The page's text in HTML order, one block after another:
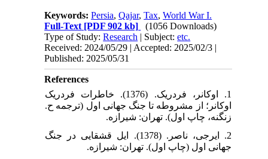
Keywords:Persia,Qajar,Tax,World War I.
Full-Text [PDF 902 kb]
(1056 Downloads)
Type of Study:Research | Subject:etc.
Received: 2024/05/29 | Accepted: 2025/02/3 |
Published: 2025/05/31
References
1. اوکانر، فردریک. (1376). خاطرات فردریک
اوکانر؛ از مشروطه تا جنگ جهانی اول (ترجمه‌ ح.
زنگنه، چاپ اول). تهران: شیرازه.
2. ایرجی، ناصر. (1378). ایل قشقایی در جنگ
جهانی اول (چاپ اول). تهران: شیرازه.